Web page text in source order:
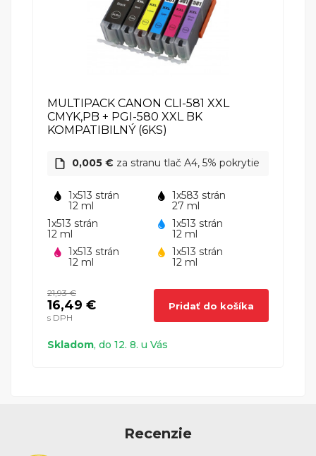
Canon
Canon PIXMA TS8351A
Canon
Canon Pixma TS9150
MULTIPACK CANON CLI-581 XXL
CMYK,PB + PGI-580 XXL BK
KOMPATIBILNÝ (6KS)
0,005 € za stranu tlač A4, 5% pokrytie
1x513 strán
12 ml
1x583 strán
27 ml
1x513 strán
12 ml
1x513 strán
12 ml
1x513 strán
12 ml
1x513 strán
12 ml
21,93 €
16,49 €
s DPH
Pridať do košíka
Skladom, do 12. 8. u Vás
Recenzie